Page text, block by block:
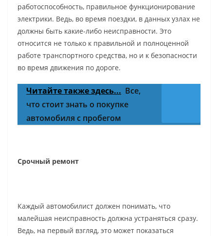
работоспособность, правильное функционирование
электрики. Ведь, во время поездки, в данных узлах не
должны быть какие-либо неисправности. Это
относится не только к правильной и полноценной
работе транспортного средства, но и к безопасности
во время движения по дороге.
Читайте также здесь... Все,
что стоит знать о покупке
автомобиля с пробегом
Срочный ремонт
Каждый автомобилист должен понимать, что
малейшая неисправность должна устраняться сразу.
Ведь, на первый взгляд, это может показаться